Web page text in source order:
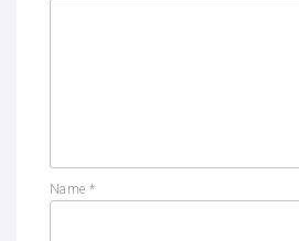
Name *